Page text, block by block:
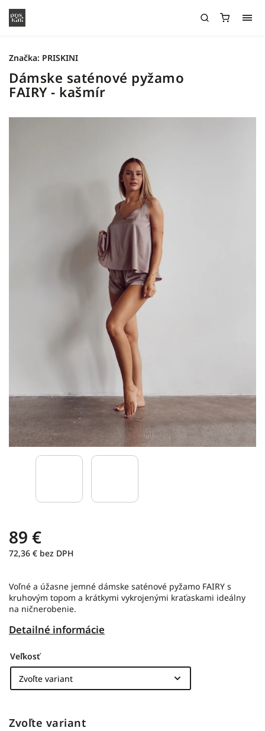
Dámske saténové pyžamo
FAIRY - kašmír
89 €
72,36 € bez DPH
Voľné a úžasne jemné dámske saténové pyžamo FAIRY s
kruhovým topom a krátkymi vykrojenými kraťaskami ideálny
na ničnerobenie.
Detailné informácie
Značka: PRISKINI
Veľkosť
Zvoľte variant